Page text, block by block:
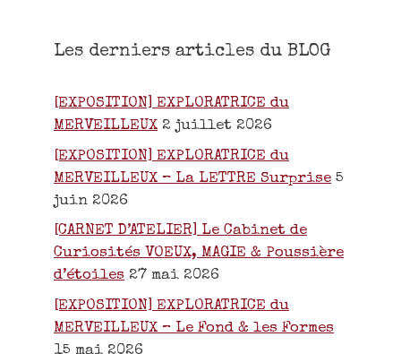
Les derniers articles du BLOG
[EXPOSITION] EXPLORATRICE du
MERVEILLEUX 2 juillet 2026
[EXPOSITION] EXPLORATRICE du
MERVEILLEUX – La LETTRE Surprise 5
juin 2026
[CARNET D’ATELIER] Le Cabinet de
Curiosités VOEUX, MAGIE & Poussière
d’étoiles 27 mai 2026
[EXPOSITION] EXPLORATRICE du
MERVEILLEUX – Le Fond & les Formes
15 mai 2026